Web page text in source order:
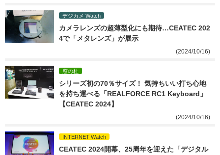
デジカメ Watch
カメラレンズの超薄型化にも期待…CEATEC 202
4で「メタレンズ」が展示
(2024/10/16)
窓の杜
シリーズ初の70％サイズ！ 気持ちいい打ち心地
を持ち運べる「REALFORCE RC1 Keyboard」
【CEATEC 2024】
(2024/10/16)
INTERNET Watch
CEATEC 2024開幕、25周年を迎えた「デジタル